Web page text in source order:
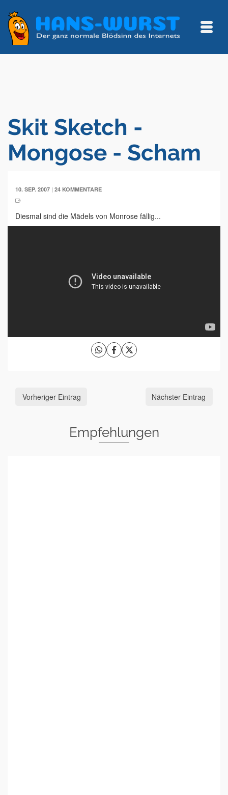
Skit Sketch -
Mongose - Scham
10. SEP. 2007 | 24 KOMMENTARE
Diesmal sind die Mädels von Monrose fällig...
Vorheriger Eintrag Nächster Eintrag
Empfehlungen